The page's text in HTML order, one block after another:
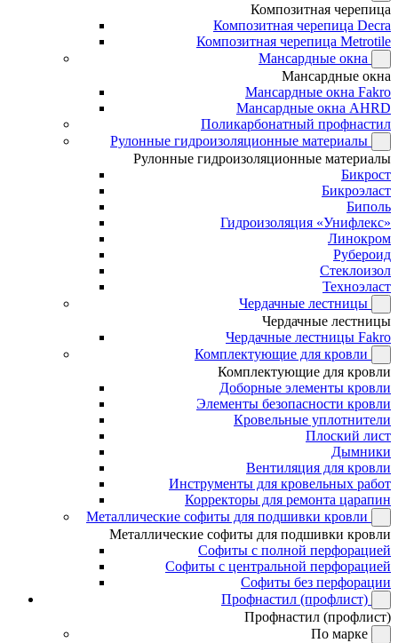
Композитная черепица
Композитная черепица Decra
Композитная черепица Metrotile
Мансардные окна
Мансардные окна
Мансардные окна Fakro
Мансардные окна AHRD
Поликарбонатный профнастил
Рулонные гидроизоляционные материалы
Рулонные гидроизоляционные материалы
Бикрост
Бикроэласт
Биполь
Гидроизоляция «Унифлекс»
Линокром
Рубероид
Стеклоизол
Техноэласт
Чердачные лестницы
Чердачные лестницы
Чердачные лестницы Fakro
Комплектующие для кровли
Комплектующие для кровли
Доборные элементы кровли
Элементы безопасности кровли
Кровельные уплотнители
Плоский лист
Дымники
Вентиляция для кровли
Инструменты для кровельных работ
Корректоры для ремонта царапин
Металлические софиты для подшивки кровли
Металлические софиты для подшивки кровли
Софиты с полной перфорацией
Софиты с центральной перфорацией
Софиты без перфорации
Профнастил (профлист)
Профнастил (профлист)
По марке